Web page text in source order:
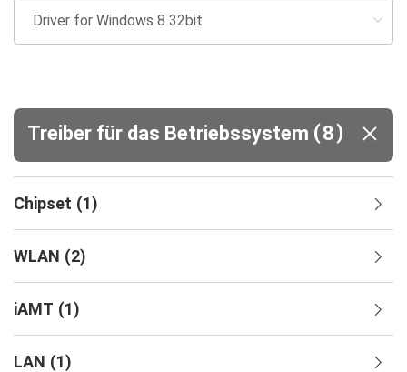
Treiber für das Betriebssystem (8)
Chipset (1)
WLAN (2)
iAMT (1)
LAN (1)